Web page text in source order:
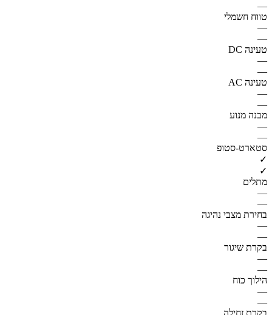
—
טווח חשמלי
—
—
טעינה DC
—
—
טעינה AC
—
—
מבנה מנוע
—
—
סטארט-סטופ
✓
✓
מתלים
—
—
בחירת מצבי נהיגה
—
—
בקרת שיגור
—
—
הילוך כוח
—
—
בקרת זחילה